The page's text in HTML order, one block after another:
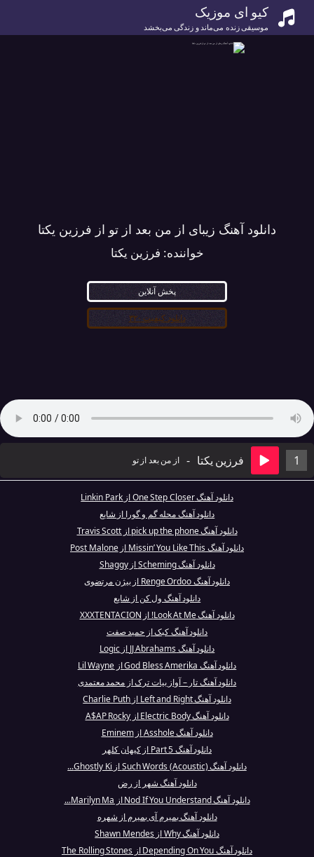
کیو ای موزیک
موسیقی زنده می‌ماند و زندگی می‌بخشد
دانلود آهنگ زیبای از من بعد از تو از فرزین یکتا
خواننده: فرزین یکتا
پخش آنلاین
دانلود کیفیت ۳۲۰
1 فرزین یکتا - از من بعد از تو
دانلود آهنگ One Step Closer از Linkin Park
دانلود آهنگ محله گم و گورا از شایع
دانلود آهنگ pick up the phone از Travis Scott
دانلود آهنگ Missin’ You Like This از Post Malone
دانلود آهنگ Scheming از Shaggy
دانلود آهنگ Renge Ordoo از بیژن مرتضوی
دانلود آهنگ ول کن از شایع
دانلود آهنگ Look At Me! از XXXTENTACION
دانلود آهنگ کبک از حمید صفت
دانلود آهنگ JJ Abrahams از Logic
دانلود آهنگ God Bless Amerika از Lil Wayne
دانلود آهنگ تار – آواز بیات ترک از محمد معتمدی
دانلود آهنگ Left and Right از Charlie Puth
دانلود آهنگ Electric Body از A$AP Rocky
دانلود آهنگ Asshole از Eminem
دانلود آهنگ Part 5 از کیهان کلهر
دانلود آهنگ Such Words (Acoustic) از Ghostly Ki...
دانلود آهنگ شهر از رض
دانلود آهنگ Nod If You Understand از Marilyn Ma...
دانلود آهنگ بمیرم آی بمیرم از شهره
دانلود آهنگ Why از Shawn Mendes
دانلود آهنگ Depending On You از The Rolling Stones